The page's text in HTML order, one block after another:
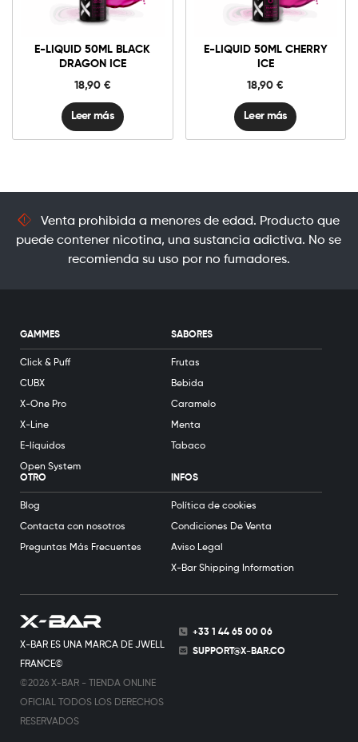
E-LIQUID 50ML BLACK
DRAGON ICE
18,90 €
Leer más
E-LIQUID 50ML CHERRY
ICE
18,90€
Leer más
Venta prohibida a menores de edad. Producto que
puede contener nicotina, una sustancia adictiva. No se
recomienda su uso por no fumadores.
X-BAR ES UNA MARCA DE JWELL
FRANCE©
©2026 X-BAR - TIENDA ONLINE
OFICIAL TODOS LOS DERECHOS
RESERVADOS
+33 1 44 65 00 06
SUPPORT@X-BAR.CO
GAMMES
Click & Puff
CUBX
X-One Pro
X-Line
E-líquidos
Open System
SABORES
Frutas
Bebida
Caramelo
Menta
Tabaco
OTRO
Blog
Contacta con nosotros
Preguntas Más Frecuentes
INFOS
Política de cookies
Condiciones De Venta
Aviso Legal
X-Bar Shipping Information